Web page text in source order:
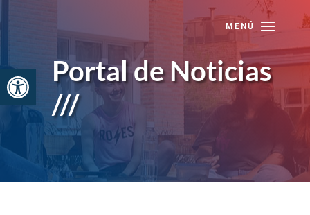
Abrir barra de herramientas
Portal de Noticias
///